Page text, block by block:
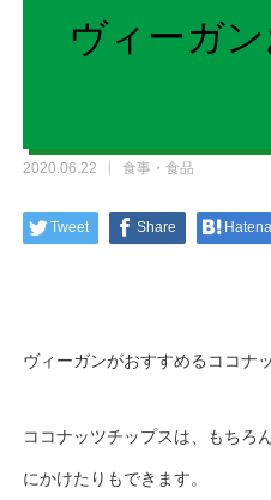
ヴィーガ
2020.06.22 食事・食品
Tweet Share Hatena
ヴィーガンがおすすめるココナ
ココナッツチップスは、もちろ
にかけたりもできます。